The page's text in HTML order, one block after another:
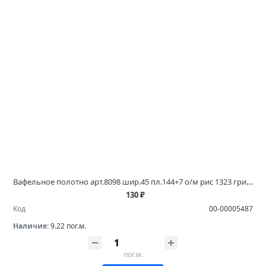
Вафельное полотно арт.8098 шир.45 пл.144+7 о/м рис 1323 грибы купить в магазинах Белово и Ленинск Кузнецком
130 ₽
Код
00-00005487
Наличие:9.22 пог.м.
пог.м.